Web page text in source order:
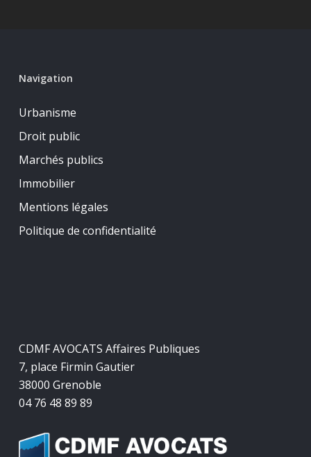
Navigation
Urbanisme
Droit public
Marchés publics
Immobilier
Mentions légales
Politique de confidentialité
CDMF AVOCATS Affaires Publiques
7, place Firmin Gautier
38000 Grenoble
04 76 48 89 89